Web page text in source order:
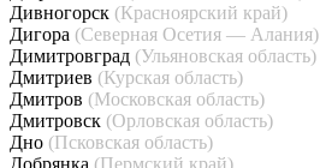
Дивногорск (Красноярский край)
Дигора (Северная Осетия — Алания)
Димитровград (Ульяновская область)
Дмитриев (Курская область)
Дмитров (Московская область)
Дмитровск (Орловская область)
Дно (Псковская область)